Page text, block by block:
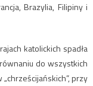
Brazylia, Filipiny i
katolickich spadła
do wszystkich
przy